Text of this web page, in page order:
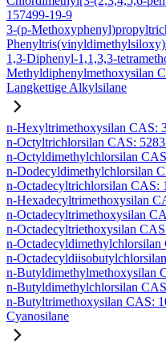
157499-19-9
3-(p-
1,3-Diphenyl-1,1,3,3-
Methyldiphenylmethoxysilan
Langkettige Alkylsilane
n-Hexyltrimethoxysilan CAS:
n-Octyltrichlorsilan CAS:
n-Octyldimethylchlorsilan
n-Dodecyldimethylchlorsilan
n-Octadecyltrichlorsilan CAS:
n-Hexadecyltrimethoxysilan
n-Octadecyltrimethoxysilan
n-Octadecyltriethoxysilan
n-
n-
n-Butyldimethylmethoxysilan
n-Butyldimethylchlorsilan
n-Butyltrimethoxysilan CAS:
Cyanosilane